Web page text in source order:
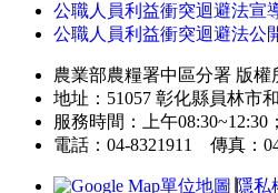
公職人員利益衝突迴避法宣
公職人員利益衝突迴避法公
農業部農糧署中區分署 版權
地址：51057 彰化縣員林市
服務時間：上午08:30~12:30
電話：04-8321911 傳真：
單位地圖 隱私